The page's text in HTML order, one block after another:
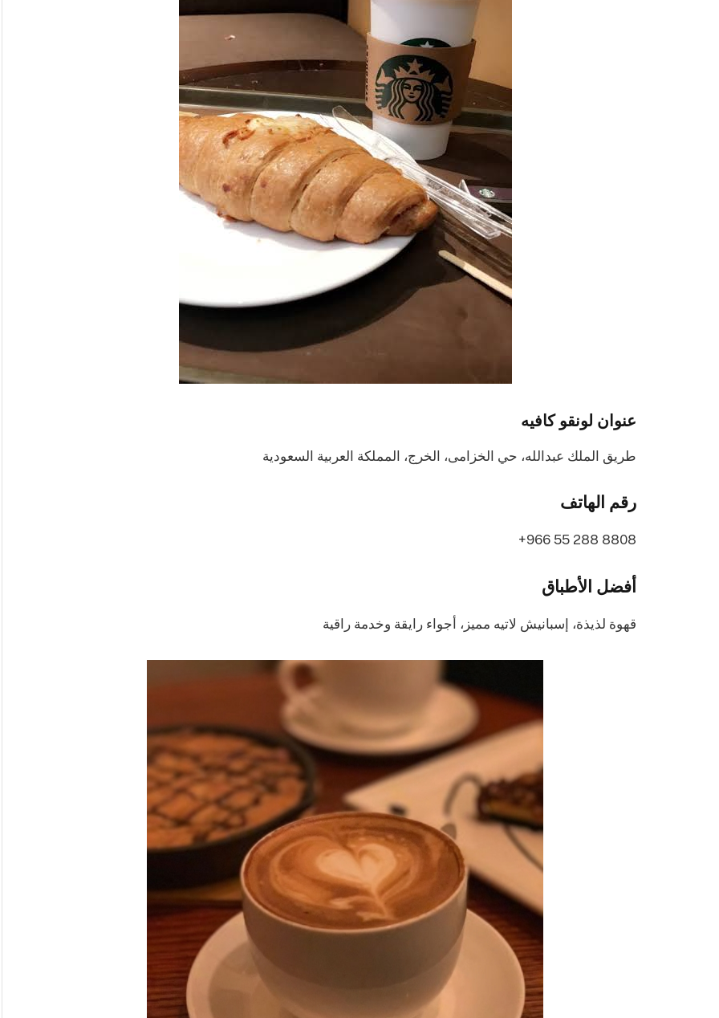
عنوان لونقو كافيه
طريق الملك عبدالله، حي الخزامى، الخرج، المملكة العربية السعودية
رقم الهاتف
أفضل الأطباق
قهوة لذيذة، إسبانيش لاتيه مميز، أجواء رايقة وخدمة راقية